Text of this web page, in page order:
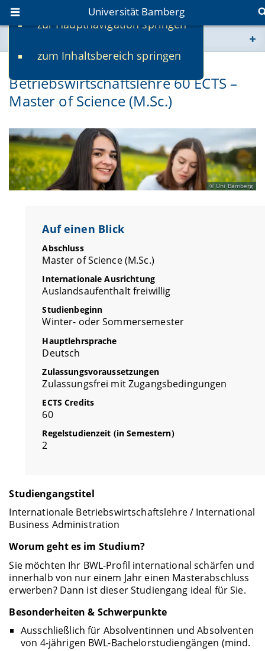
zur Hauptnavigation springen
zum Inhaltsbereich springen
Universität Bamberg
www.uni-bamberg.de
univis.uni-bamberg.de
Internationale
Betriebswirtschaftslehre 60 ECTS –
Master of Science (M.Sc.)
Uni Bamberg
Auf einen Blick
Abschluss
Master of Science (M.Sc.)
Internationale Ausrichtung
Auslandsaufenthalt freiwillig
Studienbeginn
Winter- oder Sommersemester
Hauptlehrsprache
Deutsch
Zulassungsvoraussetzungen
Zulassungsfrei mit Zugangsbedingungen
ECTS Credits
60
Regelstudienzeit (in Semestern)
2
Studiengangstitel
Internationale Betriebswirtschaftslehre / International
Business Administration
Worum geht es im Studium?
Sie möchten Ihr BWL-Profil international schärfen und
innerhalb von nur einem Jahr einen Masterabschluss
erwerben? Dann ist dieser Studiengang ideal für Sie.
Besonderheiten & Schwerpunkte
Ausschließlich für Absolventinnen und Absolventen
von 4-jährigen BWL-Bachelorstudiengängen (mind.